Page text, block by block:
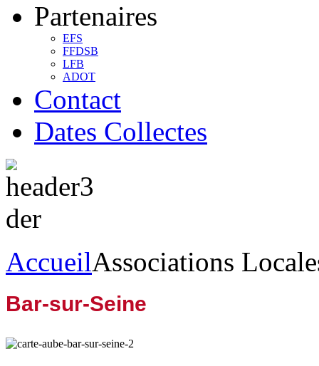
Partenaires
EFS
FFDSB
LFB
ADOT
Contact
Dates Collectes
AccueilAssociations
Bar-sur-Seine